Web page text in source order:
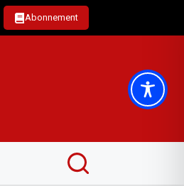
Abonnement